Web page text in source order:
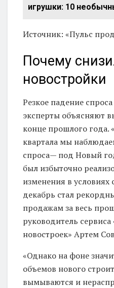
игрушки: 10
Источник: «Пульс
Почему
новостройки
Резкое падение
эксперты объясняют
конце прошлого года.
квартала мы
спроса— под Новый
был избыточно
изменения в
декабрь стал
продажам за весь
руководитель
новостроек» Артем
«Однако на фоне
объемов нового
вымываются и